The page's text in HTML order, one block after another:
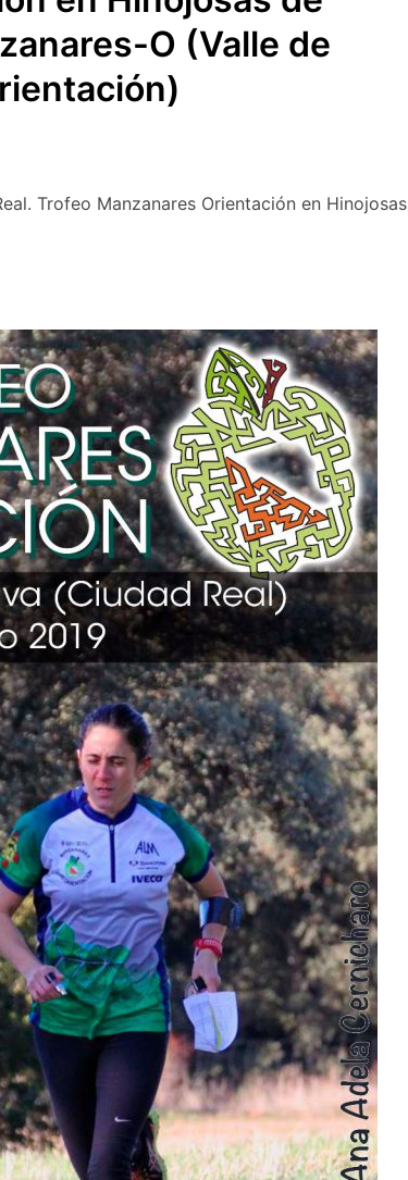
O (Valle de
Trofeo Manzanares Orientación en Hinojosas